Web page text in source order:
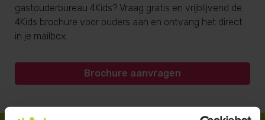
gastouderbureau 4Kids? Vraag gratis en vrijblijvend de
4Kids brochure voor ouders aan en ontvang het direct
in je mailbox.
Brochure aanvragen